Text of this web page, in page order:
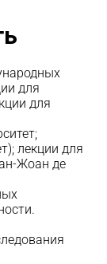
для
для
лекции для
Жоан де